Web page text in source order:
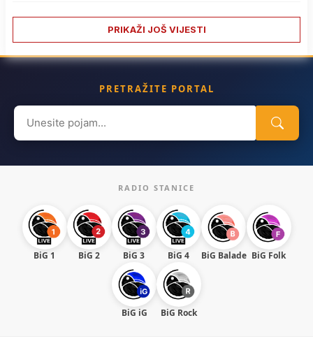
PRIKAŽI JOŠ VIJESTI
PRETRAŽITE PORTAL
Search
for:
RADIO STANICE
BiG 1 BiG 2 BiG 3 BiG 4 BiG Balade BiG Folk
BiG iG BiG Rock